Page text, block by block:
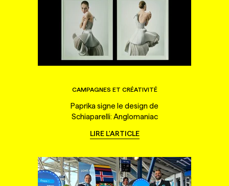
CAMPAGNES ET CRÉATIVITÉ
Paprika signe le design de
Schiaparelli: Anglomaniac
LIRE L'ARTICLE